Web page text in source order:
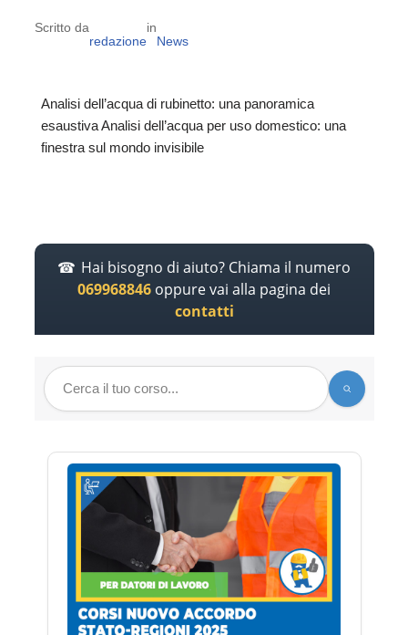
Scritto da
redazione
in
News
Analisi dell’acqua di rubinetto: una panoramica
esaustiva Analisi dell’acqua per uso domestico: una
finestra sul mondo invisibile
Hai bisogno di aiuto? Chiama il numero
069968846 oppure vai alla pagina dei
contatti